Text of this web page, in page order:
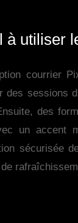
à utiliser
courrier
sessions
des
un accent
sécurisée